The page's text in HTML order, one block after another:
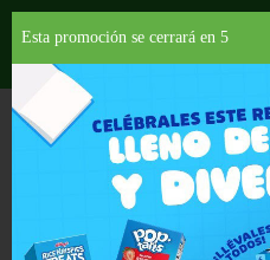
Departamentos
FRUTAS Y VEGETALES FRUTAS
Envasadas
Esta promoción se cerrará en 4